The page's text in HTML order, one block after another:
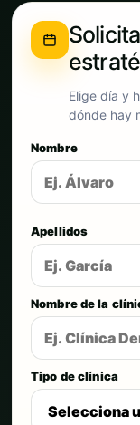
Elige día y
dónde hay
Nombre
Apellidos
Nombre de la
Tipo de clínica